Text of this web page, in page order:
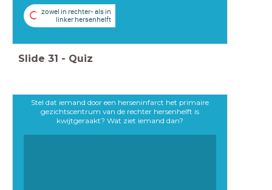
C zowel in rechter- als in
linker hersenhelft
Slide 31 - Quiz
Stel dat iemand door een herseninfarct het primaire
gezichtscentrum van de rechter hersenhelft is
kwijtgeraakt? Wat ziet iemand dan?